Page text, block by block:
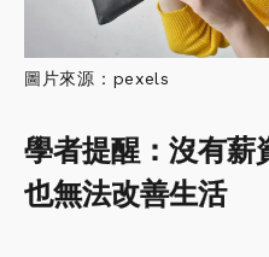
圖片來源：pexels
學者提醒：沒有薪
也無法改善生活